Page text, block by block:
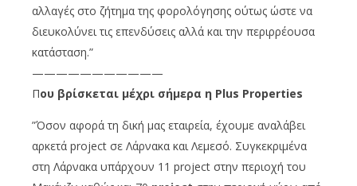
αλλαγές στο ζήτημα της φορολόγησης ούτως ώστε να
διευκολύνει τις επενδύσεις αλλά και την περιρρέουσα
κατάσταση.”
———————————
Που βρίσκεται μέχρι σήμερα η Plus Properties
”Όσον αφορά τη δική μας εταιρεία, έχουμε αναλάβει
αρκετά project σε Λάρνακα και Λεμεσό. Συγκεκριμένα
στη Λάρνακα υπάρχουν 11 project στην περιοχή του